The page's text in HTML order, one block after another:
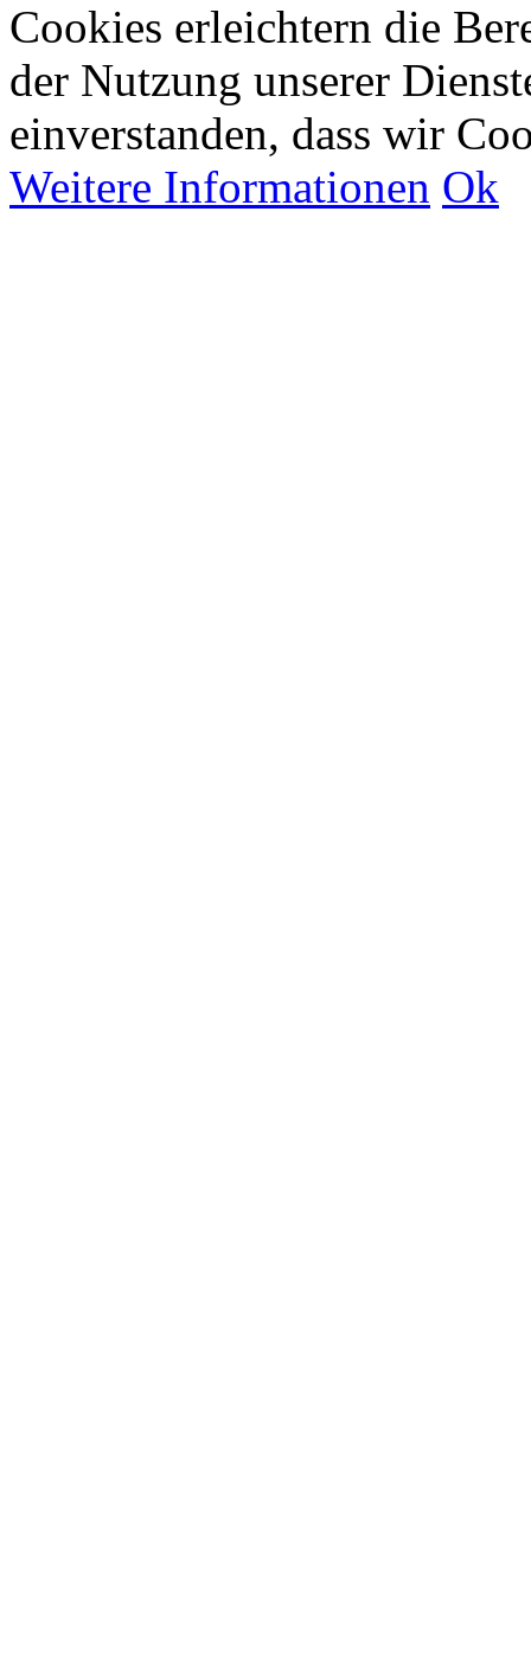
Cookies erleichtern die
der Nutzung unserer
einverstanden, dass wir
Weitere Informationen Ok